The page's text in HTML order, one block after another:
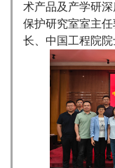
术产品及产学研
保护研究室室主
长、中国工程院院